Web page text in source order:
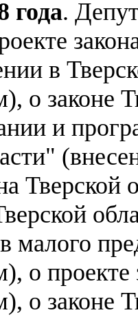
года.
в
о законе
и
малого
о
о законе